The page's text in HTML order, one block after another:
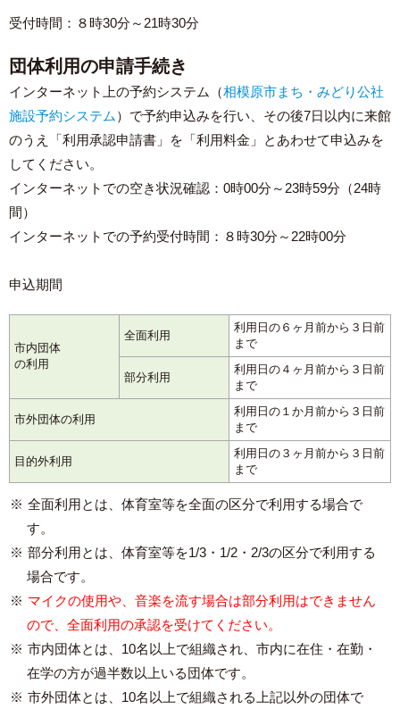
受付時間：８時30分～21時30分
団体利用の申請手続き
インターネット上の予約システム（相模原市まち・みどり公社
施設予約システム ）で予約申込みを行い、その後7日以内に来館
のうえ「利用承認申請書」を「利用料金」とあわせて申込みを
してください。
インターネットでの空き状況確認：0時00分～23時59分（24時
間）
インターネットでの予約受付時間：８時30分～22時00分
申込期間
市内団体
の利用
全面利用
利用日の６ヶ月前から３日前
まで
部分利用
利用日の４ヶ月前から３日前
まで
市外団体の利用
利用日の１か月前から３日前
まで
目的外利用
利用日の３ヶ月前から３日前
まで
全面利用とは、体育室等を全面の区分で利用する場合で
す。
部分利用とは、体育室等を1/3・1/2・2/3の区分で利用する
場合です。
マイクの使用や、音楽を流す場合は部分利用はできません
ので、全面利用の承認を受けてください。
市内団体とは、10名以上で組織され、市内に在住・在勤・
在学の方が過半数以上いる団体です。
市外団体とは、10名以上で組織される上記以外の団体で